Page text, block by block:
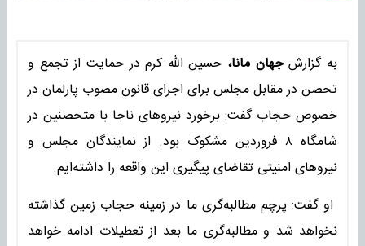
به گزارشجهان مانا، حسین الله کرم در حمایت از تجمع و
تحصن در مقابل مجلس برای اجرای قانون مصوب پارلمان در
خصوص حجاب گفت: برخورد نیرو‌های ناجا با متحصنین در
شامگاه ۸ فروردین مشکوک بود. از نمایندگان مجلس و
نیرو‌های امنیتی تقاضای پیگیری این واقعه را داشته‌ایم.
او گفت: پرچم مطالبه‌گری ما در زمینه حجاب زمین گذاشته
نخواهد شد و مطالبه‌گری ما بعد از تعطیلات ادامه خواهد